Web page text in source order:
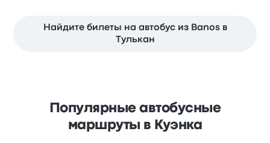
Найдите билеты на автобус из Banos в
Тулькан
Популярные автобусные
маршруты в Куэнка